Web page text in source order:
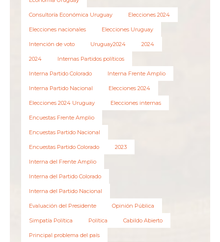
Consultoría Económica Uruguay Elecciones 2024
Elecciones nacionales Elecciones Uruguay
Intención de voto Uruguay2024 2024
2024 Internas Partidos políticos
Interna Partido Colorado Interna Frente Amplio
Interna Partido Nacional Elecciones 2024
Elecciones 2024 Uruguay Elecciones internas
Encuestas Frente Amplio
Encuestas Partido Nacional
Encuestas Partido Colorado 2023
Interna del Frente Amplio
Interna del Partido Colorado
Interna del Partido Nacional
Evaluación del Presidente Opinión Pública
Simpatía Política Política Cabildo Abierto
Principal problema del país